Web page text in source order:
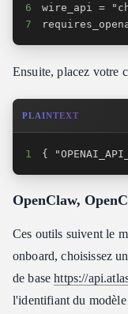
6
7
Ensuite, placez votre
PLAINTEXT
1 {
OpenClaw,
Ces outils suivent le
onboard, choisissez
de basehttps://
l'identifiant du